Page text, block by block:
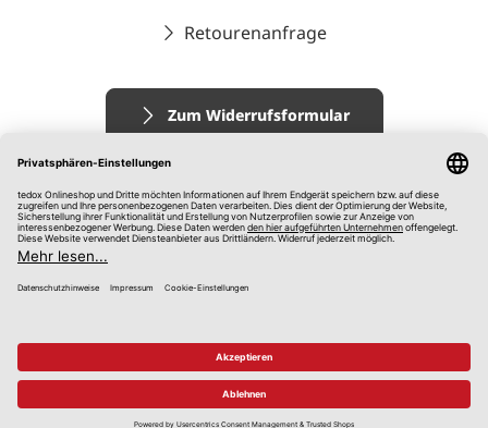
Retourenanfrage
Zum Widerrufsformular
© 2026 tedox KG
Impressum
AGB
Datenschutz
Hinweisgebersystem